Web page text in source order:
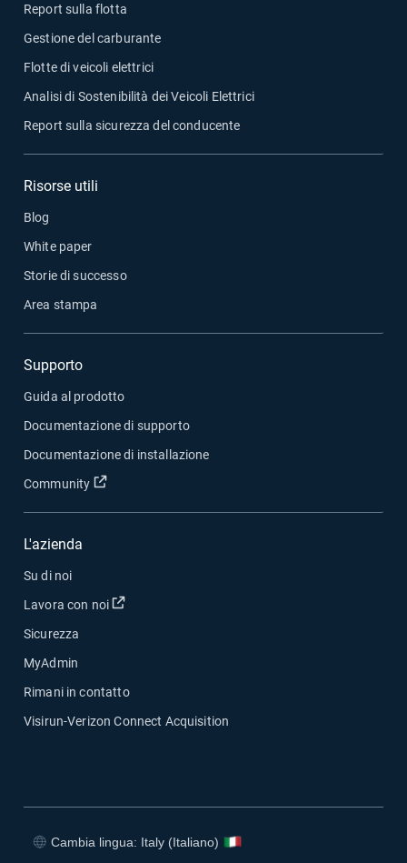
Report sulla flotta
Gestione del carburante
Flotte di veicoli elettrici
Analisi di Sostenibilità dei Veicoli Elettrici
Report sulla sicurezza del conducente
Risorse utili
Blog
White paper
Storie di successo
Area stampa
Supporto
Guida al prodotto
Documentazione di supporto
Documentazione di installazione
Community
Apri in una nuova finestra
L'azienda
Su di noi
Lavora con noi
Apri in una nuova finestra
Sicurezza
MyAdmin
Rimani in contatto
Visirun-Verizon Connect Acquisition
Cambia lingua: Italy (Italiano)